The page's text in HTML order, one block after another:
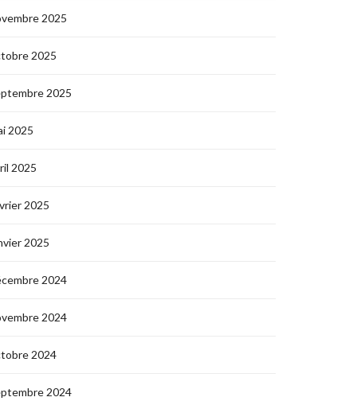
2025
2025
2025
2025
2025
2025
2025
2024
2024
2024
2024